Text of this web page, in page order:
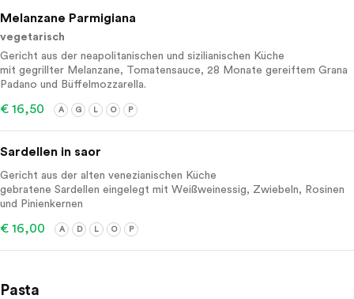
Melanzane Parmigiana
vegetarisch
Gericht aus der neapolitanischen und sizilianischen Küche
mit gegrillter Melanzane, Tomatensauce, 28 Monate gereiftem Grana
Padano und Büffelmozzarella.
€ 16,50 A G L O P
Sardellen in saor
Gericht aus der alten venezianischen Küche
gebratene Sardellen eingelegt mit Weißweinessig, Zwiebeln, Rosinen
und Pinienkernen
€ 16,00 A D L O P
Pasta